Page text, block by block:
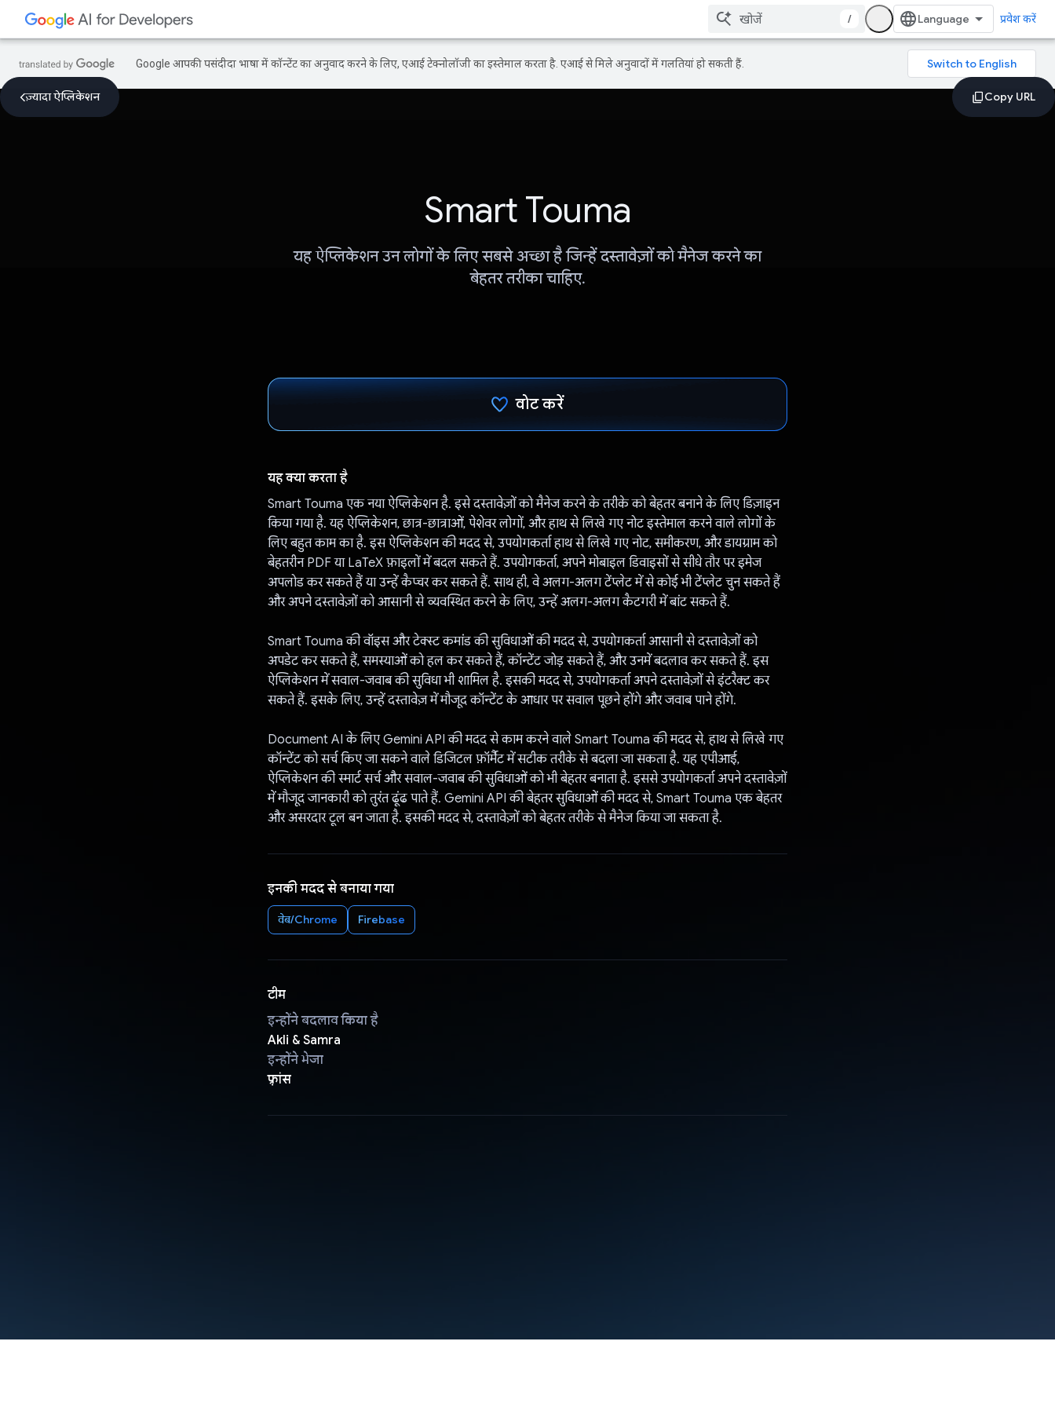
/ प्रवेश करें
Google आपकी पसंदीदा भाषा में कॉन्टेंट का अनुवाद करने के लिए, एआई टेक्नोलॉजी का इस्तेमाल करता है. एआई से मिले अनुवादों में गलतियां हो सकती हैं.
ज़्यादा ऐप्लिकेशन
Smart Touma
यह ऐप्लिकेशन उन लोगों के लिए सबसे अच्छा है जिन्हें दस्तावेज़ों को मैनेज करने का
बेहतर तरीका चाहिए.
वोट करें
यह क्या करता है
Smart Touma एक नया ऐप्लिकेशन है. इसे दस्तावेज़ों को मैनेज करने के तरीके को बेहतर बनाने के लिए डिज़ाइन
किया गया है. यह ऐप्लिकेशन, छात्र-छात्राओं, पेशेवर लोगों, और हाथ से लिखे गए नोट इस्तेमाल करने वाले लोगों के
लिए बहुत काम का है. इस ऐप्लिकेशन की मदद से, उपयोगकर्ता हाथ से लिखे गए नोट, समीकरण, और डायग्राम को
बेहतरीन PDF या LaTeX फ़ाइलों में बदल सकते हैं. उपयोगकर्ता, अपने मोबाइल डिवाइसों से सीधे तौर पर इमेज
अपलोड कर सकते हैं या उन्हें कैप्चर कर सकते हैं. साथ ही, वे अलग-अलग टेंप्लेट में से कोई भी टेंप्लेट चुन सकते हैं
और अपने दस्तावेज़ों को आसानी से व्यवस्थित करने के लिए, उन्हें अलग-अलग कैटगरी में बांट सकते हैं.
Smart Touma की वॉइस और टेक्स्ट कमांड की सुविधाओं की मदद से, उपयोगकर्ता आसानी से दस्तावेज़ों को
अपडेट कर सकते हैं, समस्याओं को हल कर सकते हैं, कॉन्टेंट जोड़ सकते हैं, और उनमें बदलाव कर सकते हैं. इस
ऐप्लिकेशन में सवाल-जवाब की सुविधा भी शामिल है. इसकी मदद से, उपयोगकर्ता अपने दस्तावेज़ों से इंटरैक्ट कर
सकते हैं. इसके लिए, उन्हें दस्तावेज़ में मौजूद कॉन्टेंट के आधार पर सवाल पूछने होंगे और जवाब पाने होंगे.
Document AI के लिए Gemini API की मदद से काम करने वाले Smart Touma की मदद से, हाथ से लिखे गए
कॉन्टेंट को सर्च किए जा सकने वाले डिजिटल फ़ॉर्मैट में सटीक तरीके से बदला जा सकता है. यह एपीआई,
ऐप्लिकेशन की स्मार्ट सर्च और सवाल-जवाब की सुविधाओं को भी बेहतर बनाता है. इससे उपयोगकर्ता अपने दस्तावेज़ों
में मौजूद जानकारी को तुरंत ढूंढ पाते हैं. Gemini API की बेहतर सुविधाओं की मदद से, Smart Touma एक बेहतर
और असरदार टूल बन जाता है. इसकी मदद से, दस्तावेज़ों को बेहतर तरीके से मैनेज किया जा सकता है.
इनकी मदद से बनाया गया
वेब/Chrome Firebase
टीम
इन्होंने बदलाव किया है
Akli & Samra
इन्होंने भेजा
फ़्रांस